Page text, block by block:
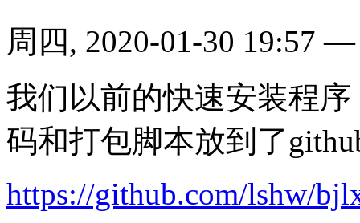
周四, 2020-01-30 19:57
我们以前的快速安装程
码和打包脚本放到了
https://github.com/lshw/